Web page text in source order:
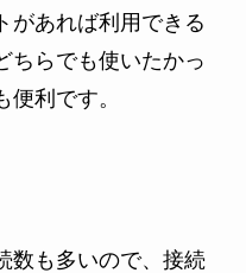
があれば利用できる
ちらでも使いたかっ
利です。
数も多いので、接続